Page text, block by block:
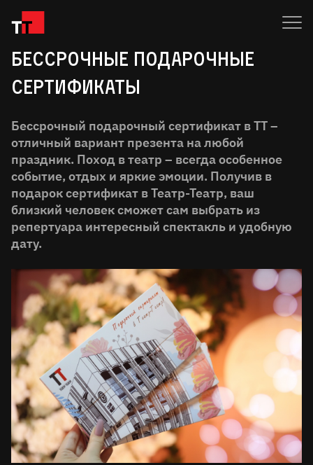
Бессрочные подарочные
сертификаты
Бессрочный подарочный сертификат в ТТ –
отличный вариант презента на любой
праздник. Поход в театр – всегда особенное
событие, отдых и яркие эмоции. Получив в
подарок сертификат в Театр-Театр, ваш
близкий человек сможет сам выбрать из
репертуара интересный спектакль и удобную
дату.